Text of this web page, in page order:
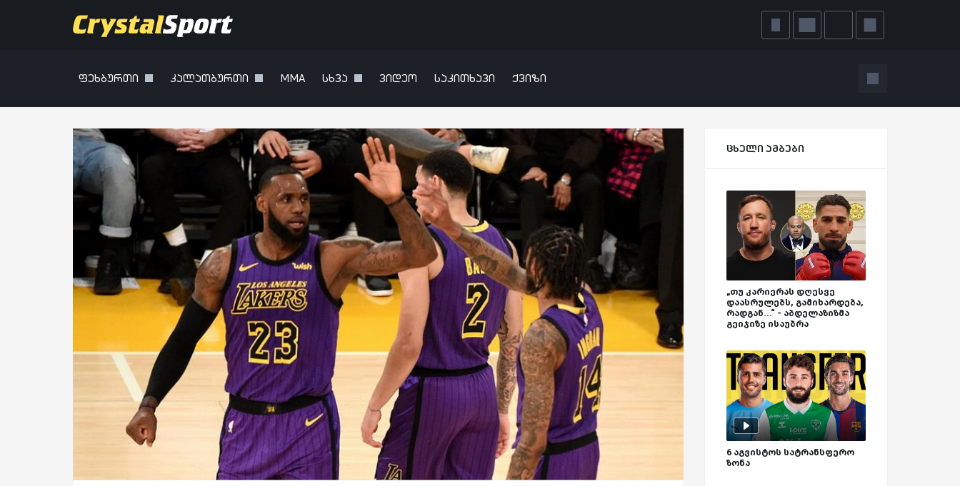
ფეხბურთი კალათბურთი MMA სხვა ვიდეო საკითხავი ქვიზი
ცხელი ამბები
„თუ კარიერას დღესვე
დაასრულებს, გამიხარდება,
რადგან...“ - აბდელაზიზმა
გეიჯიზე ისაუბრა
6 აგვისტოს სატრანსფერო
ზონა